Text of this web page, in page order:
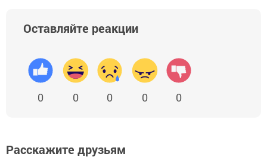
Оставляйте реакции
0 0 0 0 0
Расскажите друзьям